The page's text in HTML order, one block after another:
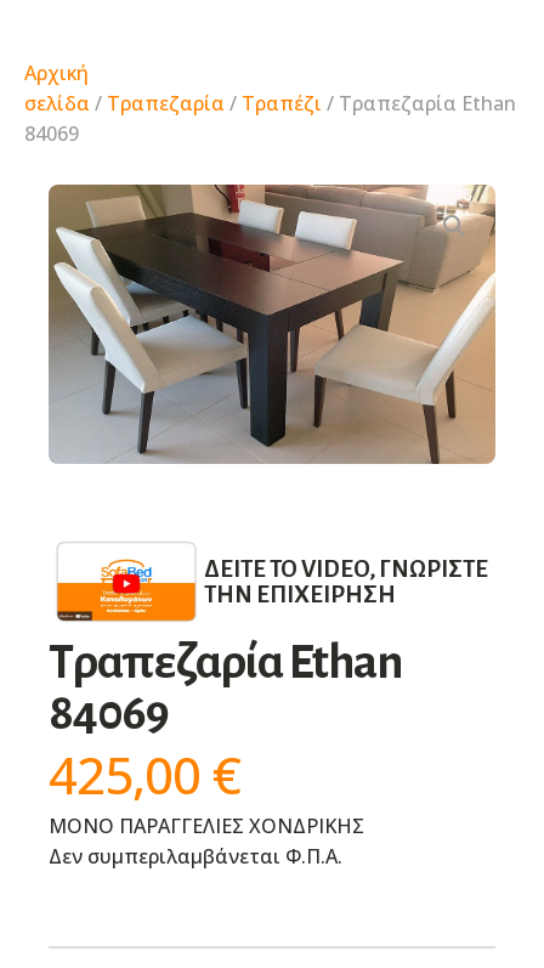
Αρχική
σελίδα / Τραπεζαρία / Τραπέζι / Τραπεζαρία Ethan
84069
ΔΕΊΤΕ ΤΟ VIDEO, ΓΝΩΡΊΣΤΕ
ΤΗΝ ΕΠΙΧΕΊΡΗΣΗ
Τραπεζαρία Ethan
84069
425,00 €
ΜΟΝΟ ΠΑΡΑΓΓΕΛΙΕΣ ΧΟΝΔΡΙΚΗΣ
Δεν συμπεριλαμβάνεται Φ.Π.Α.